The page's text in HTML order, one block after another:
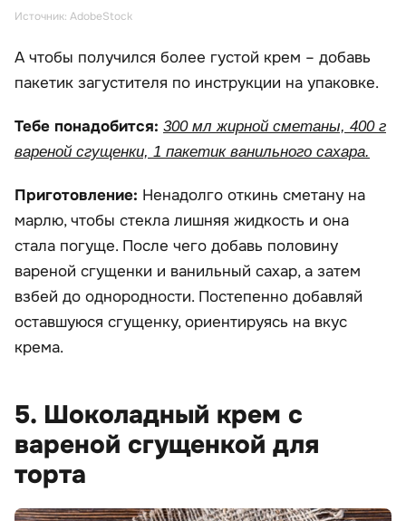
Источник: AdobeStock
А чтобы получился более густой крем – добавь
пакетик загустителя по инструкции на упаковке.
Тебе понадобится: 300 мл жирной сметаны, 400 г
вареной сгущенки, 1 пакетик ванильного сахара.
Приготовление: Ненадолго откинь сметану на
марлю, чтобы стекла лишняя жидкость и она
стала погуще. После чего добавь половину
вареной сгущенки и ванильный сахар, а затем
взбей до однородности. Постепенно добавляй
оставшуюся сгущенку, ориентируясь на вкус
крема.
5. Шоколадный крем с
вареной сгущенкой для
торта